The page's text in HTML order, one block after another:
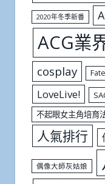
2020年冬季新番
ACG業
cosplay
LoveLive!
不起眼女主角培育
人氣排行
偶像大師灰姑娘